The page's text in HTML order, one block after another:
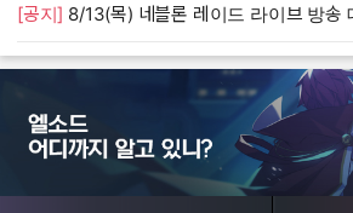
[공지]
엘소드 어디까지 알고 있니?